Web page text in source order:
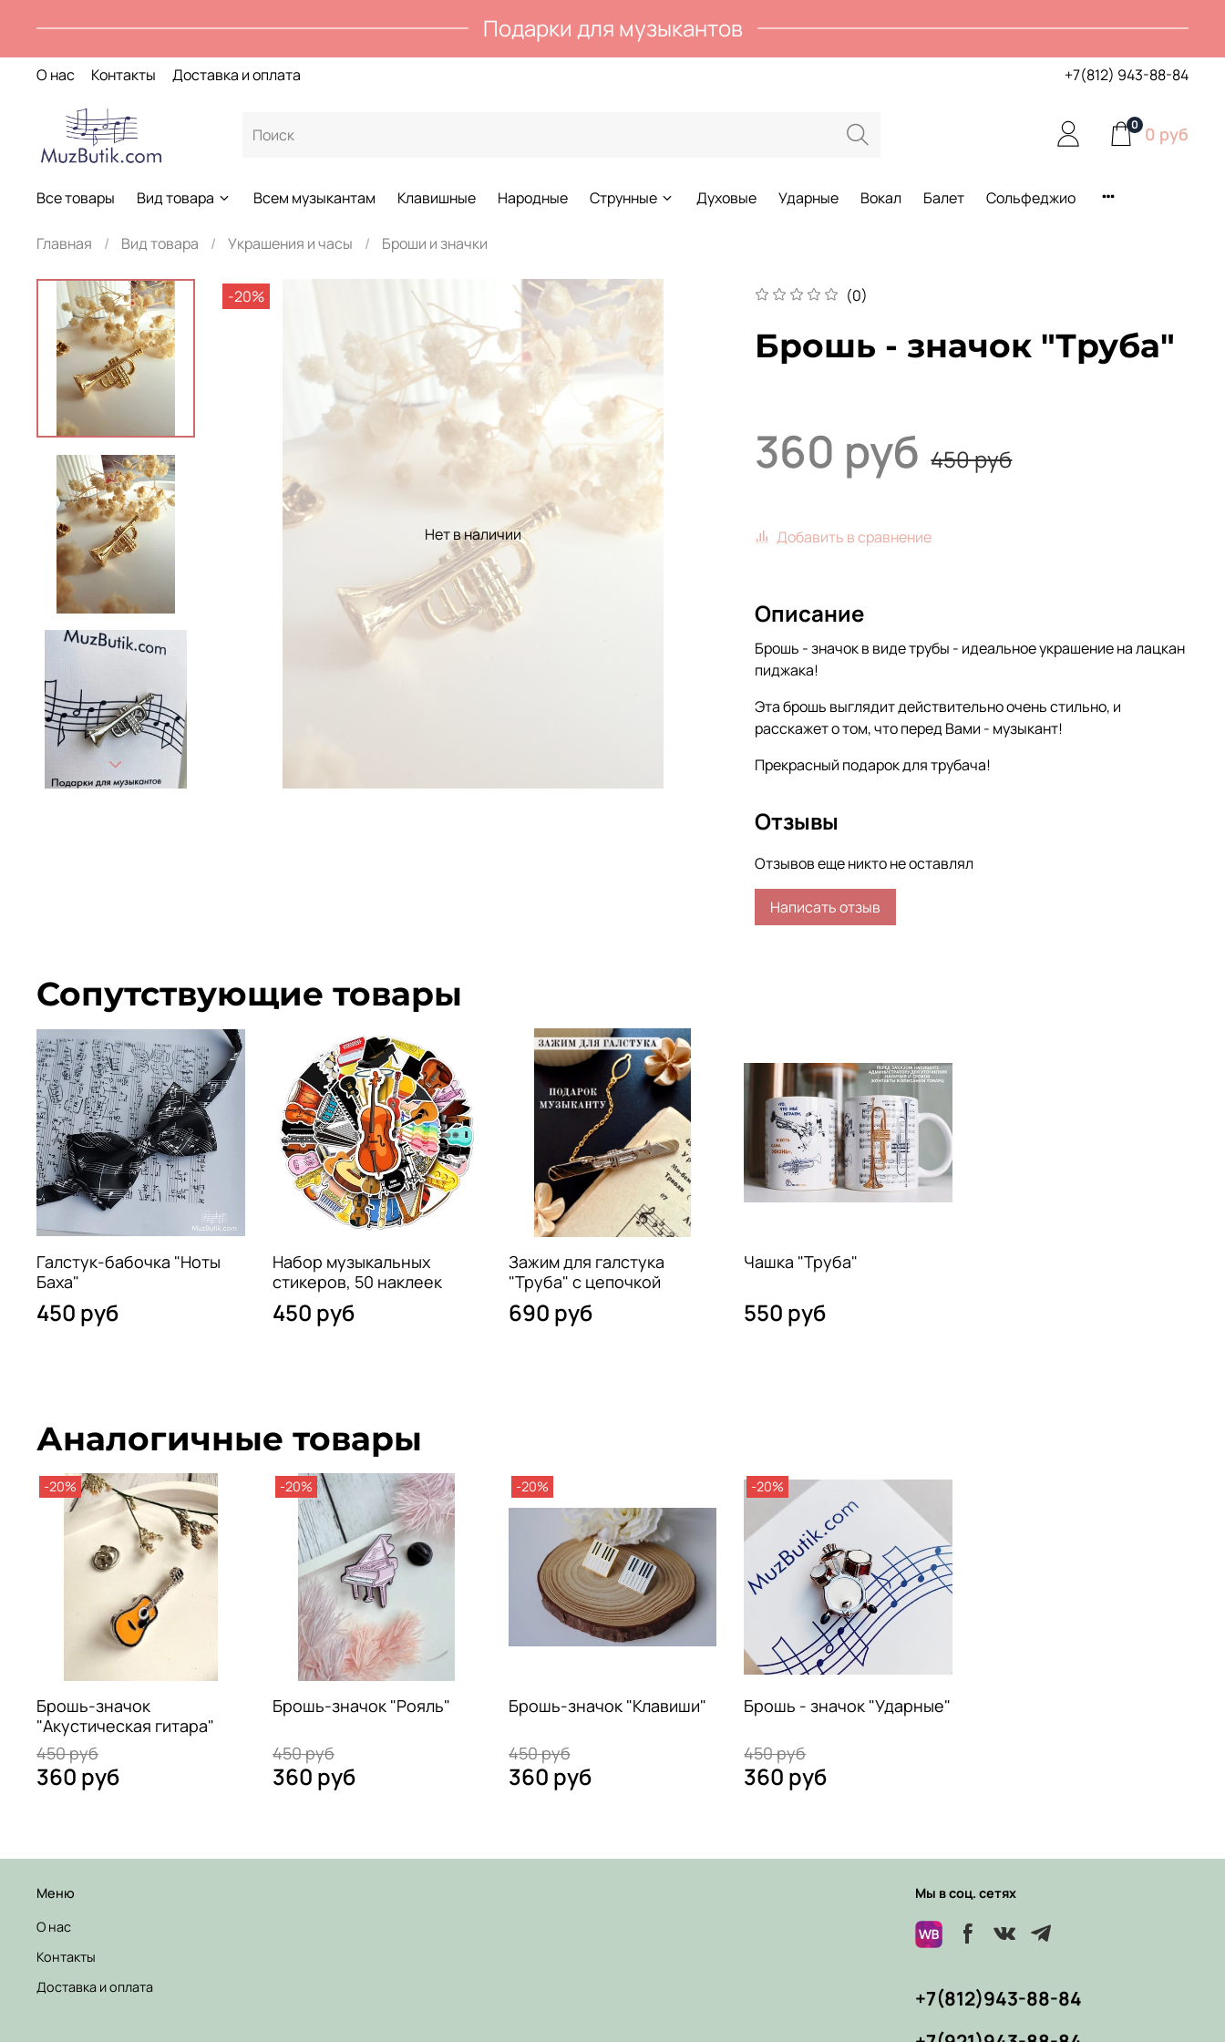
Подарки для музыкантов
О нас Контакты Доставка и оплата +7(812) 943-88-84
0 0 руб
Все товары Вид товара Всем музыкантам Клавишные Народные Струнные Духовые Ударные Вокал Балет Сольфеджио
Главная Вид товара Украшения и часы Броши и значки
Нет в наличии
-20% (0)
Брошь - значок "Труба"
360 руб 450 руб
Добавить в сравнение
Описание
Брошь - значок в виде трубы - идеальное украшение на лацкан
пиджака!
Эта брошь выглядит действительно очень стильно, и
расскажет о том, что перед Вами - музыкант!
Прекрасный подарок для трубача!
Отзывы
Отзывов еще никто не оставлял
Написать отзыв
Сопутствующие товары
Галстук-бабочка "Ноты
Баха"
450 руб
Набор музыкальных
стикеров, 50 наклеек
450 руб
Зажим для галстука
"Труба" с цепочкой
690 руб
Чашка "Труба"
550 руб
Аналогичные товары
-20%
Брошь-значок
"Акустическая гитара"
450 руб
360 руб
-20%
Брошь-значок "Рояль"
450 руб
360 руб
-20%
Брошь-значок "Клавиши"
450 руб
360 руб
-20%
Брошь - значок "Ударные"
450 руб
360 руб
Меню
О нас
Контакты
Доставка и оплата
Мы в соц. сетях
+7(812)943-88-84